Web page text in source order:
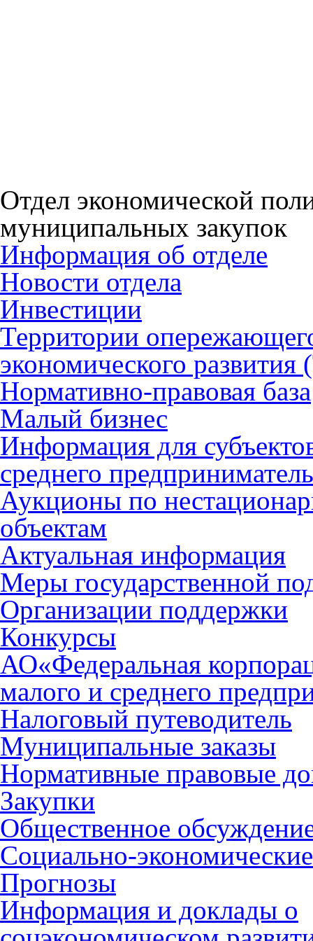
Отдел экономической
муниципальных закупок
Информация об отделе
Новости отдела
Инвестиции
Территории
экономического
Нормативно-правовая база
Малый бизнес
Информация для
среднего
Аукционы по
объектам
Актуальная информация
Меры государственной
Организации поддержки
Конкурсы
АО«Федеральная
малого и среднего
Налоговый путеводитель
Муниципальные заказы
Нормативные правовые
Закупки
Общественное
Социально-
Прогнозы
Информация и доклады о